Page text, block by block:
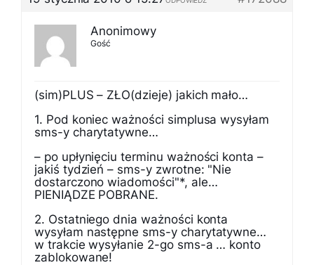
Anonimowy
Gość
(sim)PLUS – ZŁO(dzieje) jakich mało…
1. Pod koniec ważności simplusa wysyłam
sms-y charytatywne…
– po upłynięciu terminu ważności konta –
jakiś tydzień – sms-y zwrotne: "Nie
dostarczono wiadomości"*, ale…
PIENIĄDZE POBRANE.
2. Ostatniego dnia ważności konta
wysyłam następne sms-y charytatywne…
w trakcie wysyłanie 2-go sms-a … konto
zablokowane!